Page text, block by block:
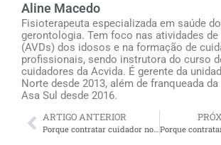
Aline Macedo
Fisioterapeuta especializada em saúde
gerontologia. Tem foco nas atividades de
(AVDs) dos idosos e na formação de
profissionais, sendo instrutora do curso
cuidadores da Acvida. É gerente da
Norte desde 2013, além de franqueada
Asa Sul desde 2016.
ARTIGO ANTERIOR
Porque contratar cuidador no hospital oferece alívio para os familiares do idoso